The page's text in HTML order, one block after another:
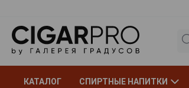
КАТАЛОГ СПИРТНЫЕ НАПИТКИ